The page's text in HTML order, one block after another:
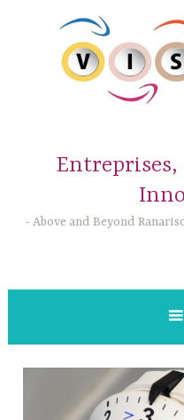
Entreprises,
Above and Beyond